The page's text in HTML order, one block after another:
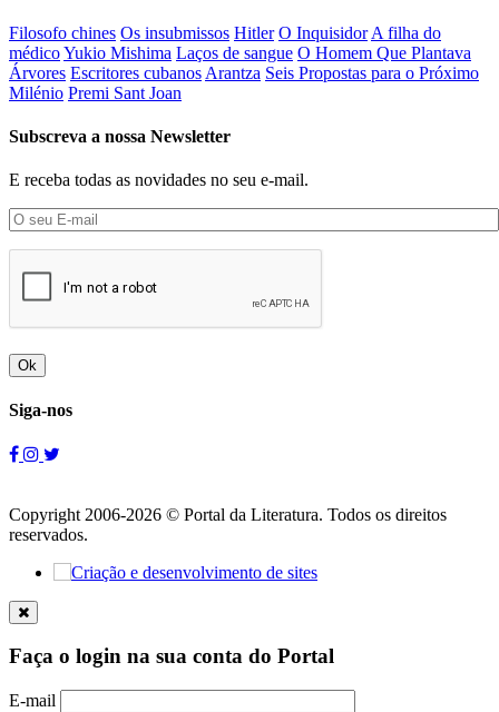
Filosofo chines Os insubmissos Hitler O Inquisidor A filha do
médicoYukio Mishima Laços de sangue O Homem Que Plantava
Árvores Escritores cubanos Arantza Seis Propostas para o Próximo
Milénio Premi Sant Joan
Subscreva a nossa Newsletter
E receba todas as novidades no seu e-mail.
Ok
Siga-nos
Copyright 2006-2026 © Portal da Literatura. Todos os direitos
reservados.
Faça o login na sua conta do Portal
E-mail